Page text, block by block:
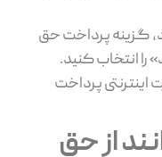
گزینه پرداخت حق
را انتخاب کنید.
اینترنتی پرداخت
از حق